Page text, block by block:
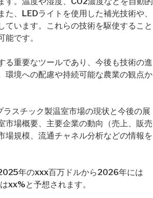
、LEDライトを使用した補光技術や、
ています。これらの技術を駆使すること
です。
る重要なツールであり、今後も技術の進
環境への配慮や持続可能な農業の観点か
スチック製温室市場の現状と今後の展
市場概要、主要企業の動向（売上、販売
場規模、流通チャネル分析などの情報を
年のxxx百万ドルから2026年には
xx%と予想されます。